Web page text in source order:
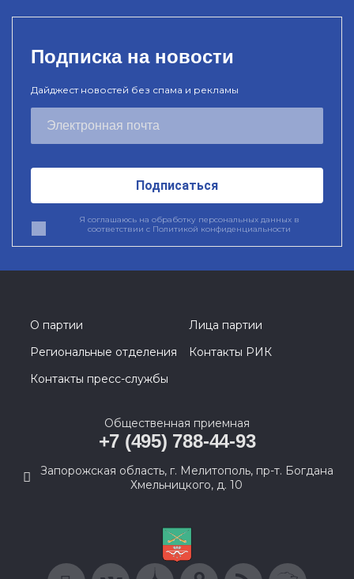
Подписка на новости
Дайджест новостей без спама и рекламы
Подписаться
Я соглашаюсь на обработку персональных данных в
соответствии с Политикой конфиденциальности
О партии
Лица партии
Региональные отделения
Контакты РИК
Контакты пресс-службы
Общественная приемная
+7 (495) 788-44-93
Запорожская область, г. Мелитополь, пр-т. Богдана
Хмельницкого, д. 10